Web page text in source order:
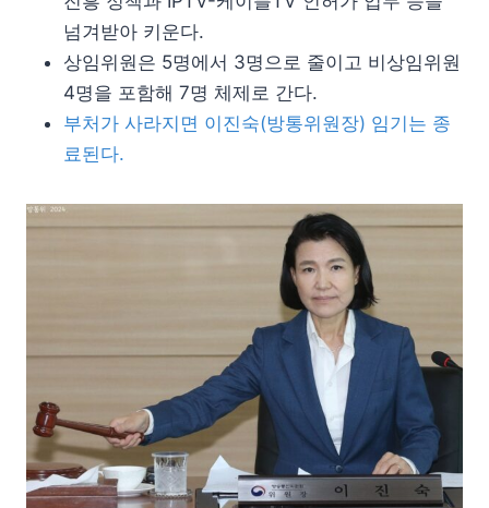
넘겨받아 키운다.
상임위원은 5명에서 3명으로 줄이고 비상임위원
4명을 포함해 7명 체제로 간다.
부처가 사라지면 이진숙(방통위원장) 임기는 종
료된다.